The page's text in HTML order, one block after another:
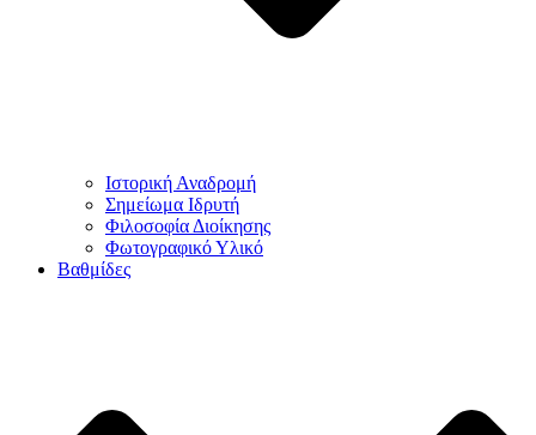
Ιστορική Αναδρομή
Σημείωμα Ιδρυτή
Φιλοσοφία Διοίκησης
Φωτογραφικό Υλικό
Βαθμίδες